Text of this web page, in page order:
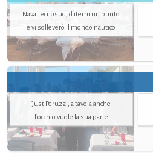
Navaltecnosud, datemi un punto
e vi solleverò il mondo nautico
Just Peruzzi, a tavola anche
l’occhio vuole la sua parte